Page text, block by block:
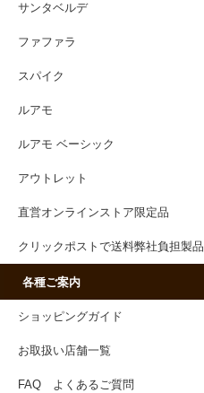
サンタベルデ
ファファラ
スパイク
ルアモ
ルアモ ベーシック
アウトレット
直営オンラインストア限定品
クリックポストで送料弊社負担製品
各種ご案内
ショッピングガイド
お取扱い店舗一覧
FAQ よくあるご質問